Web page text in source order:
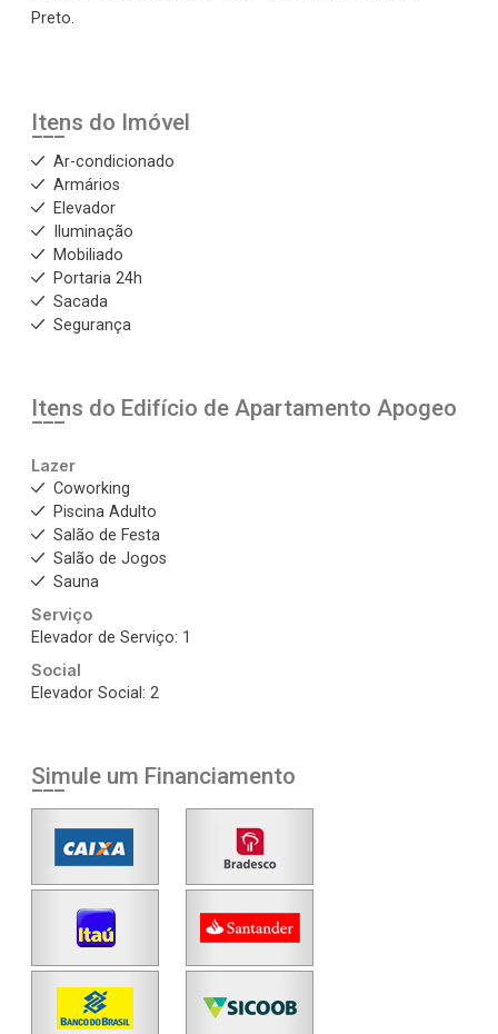
Preto.
Itens do Imóvel
Ar-condicionado
Armários
Elevador
Iluminação
Mobiliado
Portaria 24h
Sacada
Segurança
Itens do Edifício de Apartamento Apogeo
Lazer
Coworking
Piscina Adulto
Salão de Festa
Salão de Jogos
Sauna
Serviço
Elevador de Serviço: 1
Social
Elevador Social: 2
Simule um Financiamento